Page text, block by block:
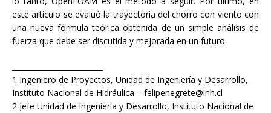
este artículo se evaluó la trayectoria del chorro con viento con
una nueva fórmula teórica obtenida de un simple análisis de
fuerza que debe ser discutida y mejorada en un futuro.
1 Ingeniero de Proyectos, Unidad de Ingeniería y Desarrollo,
Instituto Nacional de Hidráulica – felipenegrete@inh.cl
2 Jefe Unidad de Ingeniería y Desarrollo, Instituto Nacional de